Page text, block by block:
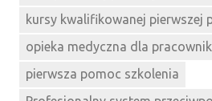
kursy kwalifikowanej pierwszej
opieka medyczna dla
pierwsza pomoc szkolenia